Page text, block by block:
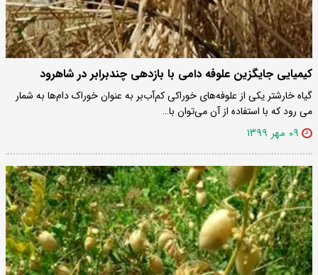
کیمیایی جایگزین علوفه دامی با بازدهی چندبرابر در شاهرود
گیاه خارشتر یکی از علوفه‌های خوراکی کم‌آب‌بر به عنوان خوراک دام‌ها به شمار
می رود که با استفاده از آن می‌توان با…
۰۹ مهر ۱۳۹۹